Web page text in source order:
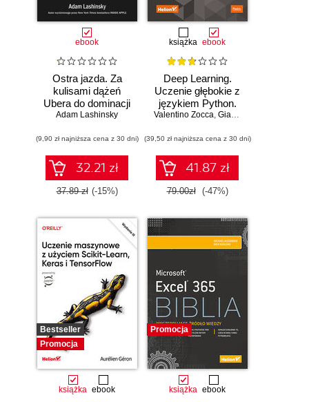
ebook
Ostra jazda. Za
kulisami dążeń
Ubera do dominacji
na świecie
Adam Lashinsky
(9,90 zł najniższa cena z 30 dni)
32.21 zł
37.89 zł (-15%)
książka ebook
Deep Learning.
Uczenie głębokie z
językiem Python.
Sztuczna
neuronowe
Valentino Zocca, Gianmario Spacagna
(39,50 zł najniższa cena z 30 dni)
41.87 zł
79.00zł (-47%)
Bestseller
Promocja
książka ebook
Promocja
książka ebook